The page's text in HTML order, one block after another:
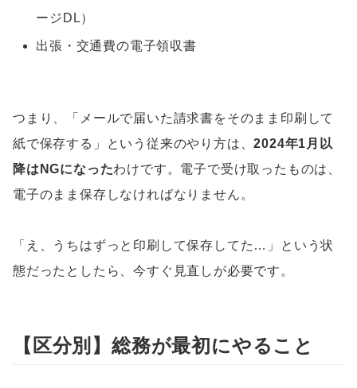
ージDL）
出張・交通費の電子領収書
つまり、「メールで届いた請求書をそのまま印刷して
紙で保存する」という従来のやり方は、2024年1月以
降はNGになったわけです。電子で受け取ったものは、
電子のまま保存しなければなりません。
「え、うちはずっと印刷して保存してた…」という状
態だったとしたら、今すぐ見直しが必要です。
【区分別】総務が最初にやること